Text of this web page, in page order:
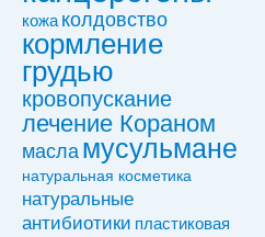
кожа колдовствo
кормление
грудью
кровопускание
лечение Кораном
масла мусульмане
натуральная косметика
натуральные
антибиотики пластиковая